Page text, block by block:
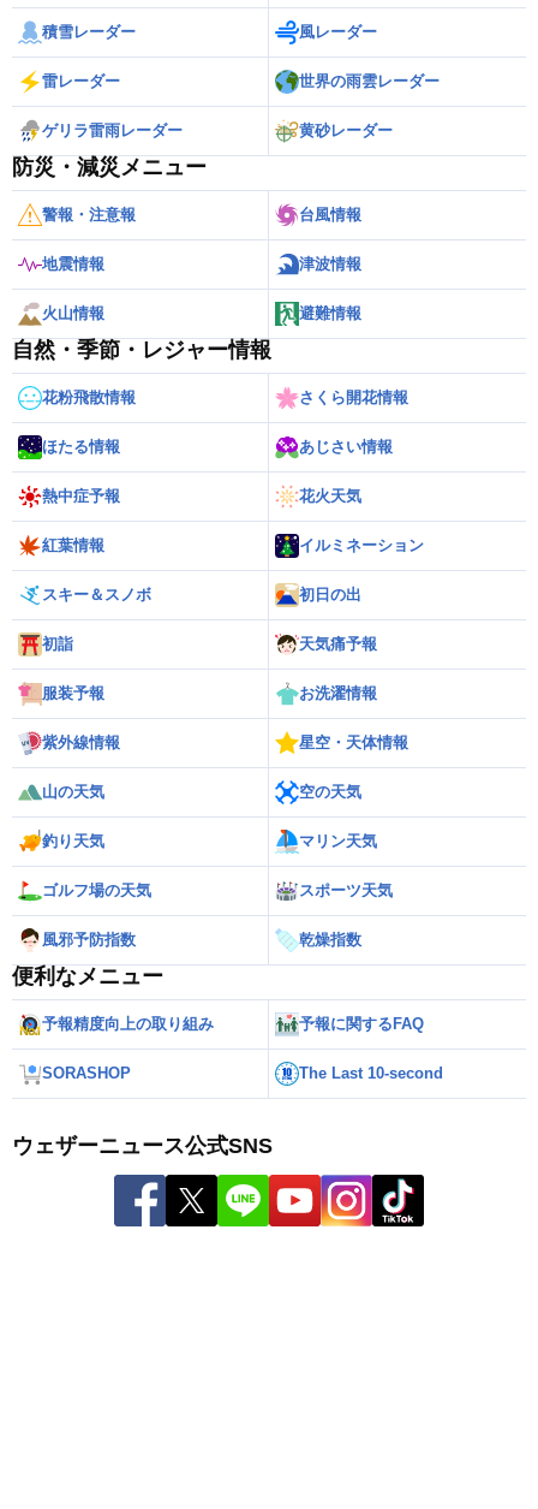
積雪レーダー 風レーダー
雷レーダー 世界の雨雲レーダー
ゲリラ雷雨レーダー 黄砂レーダー
防災・減災メニュー
警報・注意報 台風情報
地震情報 津波情報
火山情報 避難情報
自然・季節・レジャー情報
花粉飛散情報 さくら開花情報
ほたる情報 あじさい情報
熱中症予報 花火天気
紅葉情報 イルミネーション
スキー＆スノボ 初日の出
初詣 天気痛予報
服装予報 お洗濯情報
紫外線情報 星空・天体情報
山の天気 空の天気
釣り天気 マリン天気
ゴルフ場の天気 スポーツ天気
風邪予防指数 乾燥指数
便利なメニュー
予報精度向上の取り組み 予報に関するFAQ
SORASHOP The Last 10-second
ウェザーニュース公式SNS